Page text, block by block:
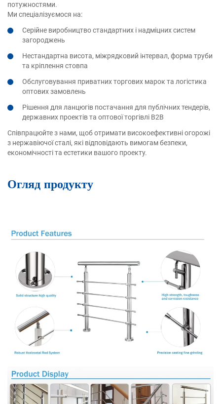
потужностями.
Ми спеціалізуємося на:
Серійне виробництво стандартних і надміцних систем
загороджень
Нестандартна висота, міжрядковий інтервал, форма труби
та кріплення стовпа
Обслуговування приватних торгових марок та логістика
оптових замовлень
Рішення для ланцюгів постачання для публічних тендерів,
державних проектів та оптової торгівлі B2B
Співпрацюйте з нами, щоб отримати високоефективні огорожі
з нержавіючої сталі, які відповідають вимогам безпеки,
економічності та естетики вашого проекту.
Огляд продукту